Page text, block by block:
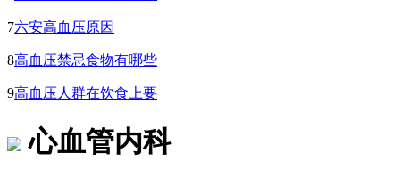
7六安高血压原因
8高血压禁忌食物有哪些
9高血压人群在饮食上要
心血管内科